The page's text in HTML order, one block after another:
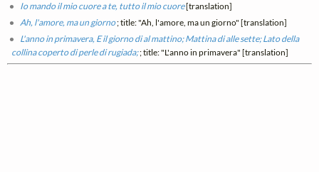
Io mando il mio cuore a te, tutto il mio cuore[translation]
Ah, l'amore, ma un giorno; title: "Ah, l'amore, ma un giorno" [translation]
L'anno in primavera, E il giorno di al mattino; Mattina di alle sette; Lato della
collina coperto di perle di rugiada;; title: "L'anno in primavera" [translation]